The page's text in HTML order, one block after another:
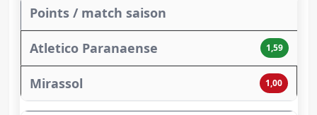
Points / match saison
1,59
1,00